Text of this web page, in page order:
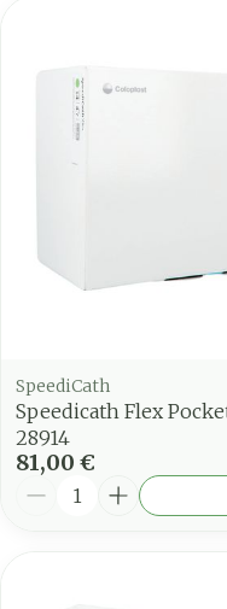
SpeediCath
Speedicath Flex
28914
81,00 €
Quantité